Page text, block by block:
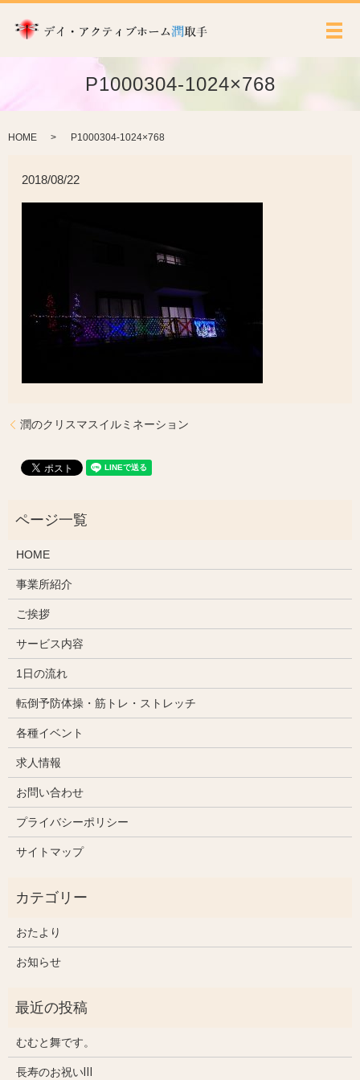
メ
P1000304-1024×768
HOME P1000304-1024×768
2018/08/22
潤のクリスマスイルミネーション
HOME
事業所紹介
ご挨拶
サービス内容
1日の流れ
転倒予防体操・筋トレ・ストレッチ
各種イベント
求人情報
お問い合わせ
プライバシーポリシー
サイトマップ
おたより
お知らせ
むむと舞です。
長寿のお祝いⅢ